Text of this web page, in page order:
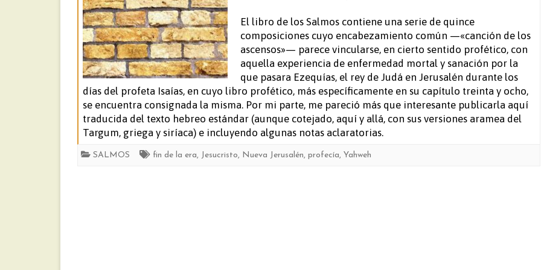
122
El libro de los Salmos contiene una serie de quince
composiciones cuyo encabezamiento común —«canción de los
ascensos»— parece vincularse, en cierto sentido profético, con
aquella experiencia de enfermedad mortal y sanación por la
que pasara Ezequías, el rey de Judá en Jerusalén durante los
días del profeta Isaías, en cuyo libro profético, más específicamente en su capítulo treinta y ocho,
se encuentra consignada la misma. Por mi parte, me pareció más que interesante publicarla aquí
traducida del texto hebreo estándar (aunque cotejado, aquí y allá, con sus versiones aramea del
Targum, griega y siríaca) e incluyendo algunas notas aclaratorias.
SALMOS fin de la era, Jesucristo, Nueva Jerusalén, profecía, Yahweh